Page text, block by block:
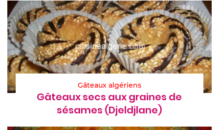
Gâteaux algériens
Gâteaux secs aux graines de
sésames (Djeldjlane)